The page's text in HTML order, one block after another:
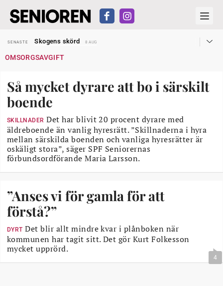
SENASTE
Skogens skörd
8 AUG
SENASTE
Reform för äldre kan bli slag i luften
SENASTE
Snart kan telefonförsäljning förbjudas i Sverige
29 JUL
SENASTE
Hyror rusar ifrån äldres bostadstillägg
28 JUL
SENASTE
Skogens skörd
OMSORGSAVGIFT
Så mycket dyrare att bo i särskilt
boende
SKILLNADER Det har blivit 20 procent dyrare med
äldreboende än vanlig hyresrätt. ”Skillnaderna i hyra
mellan särskilda boenden och vanliga hyresrätter är
oskäligt stora”, säger SPF Seniorernas
förbundsordförande Maria Larsson.
”Anses vi för gamla för att
förstå?”
DYRT Det blir allt mindre kvar i plånboken när
kommunen har tagit sitt. Det gör Kurt Folkesson
mycket upprörd.
4